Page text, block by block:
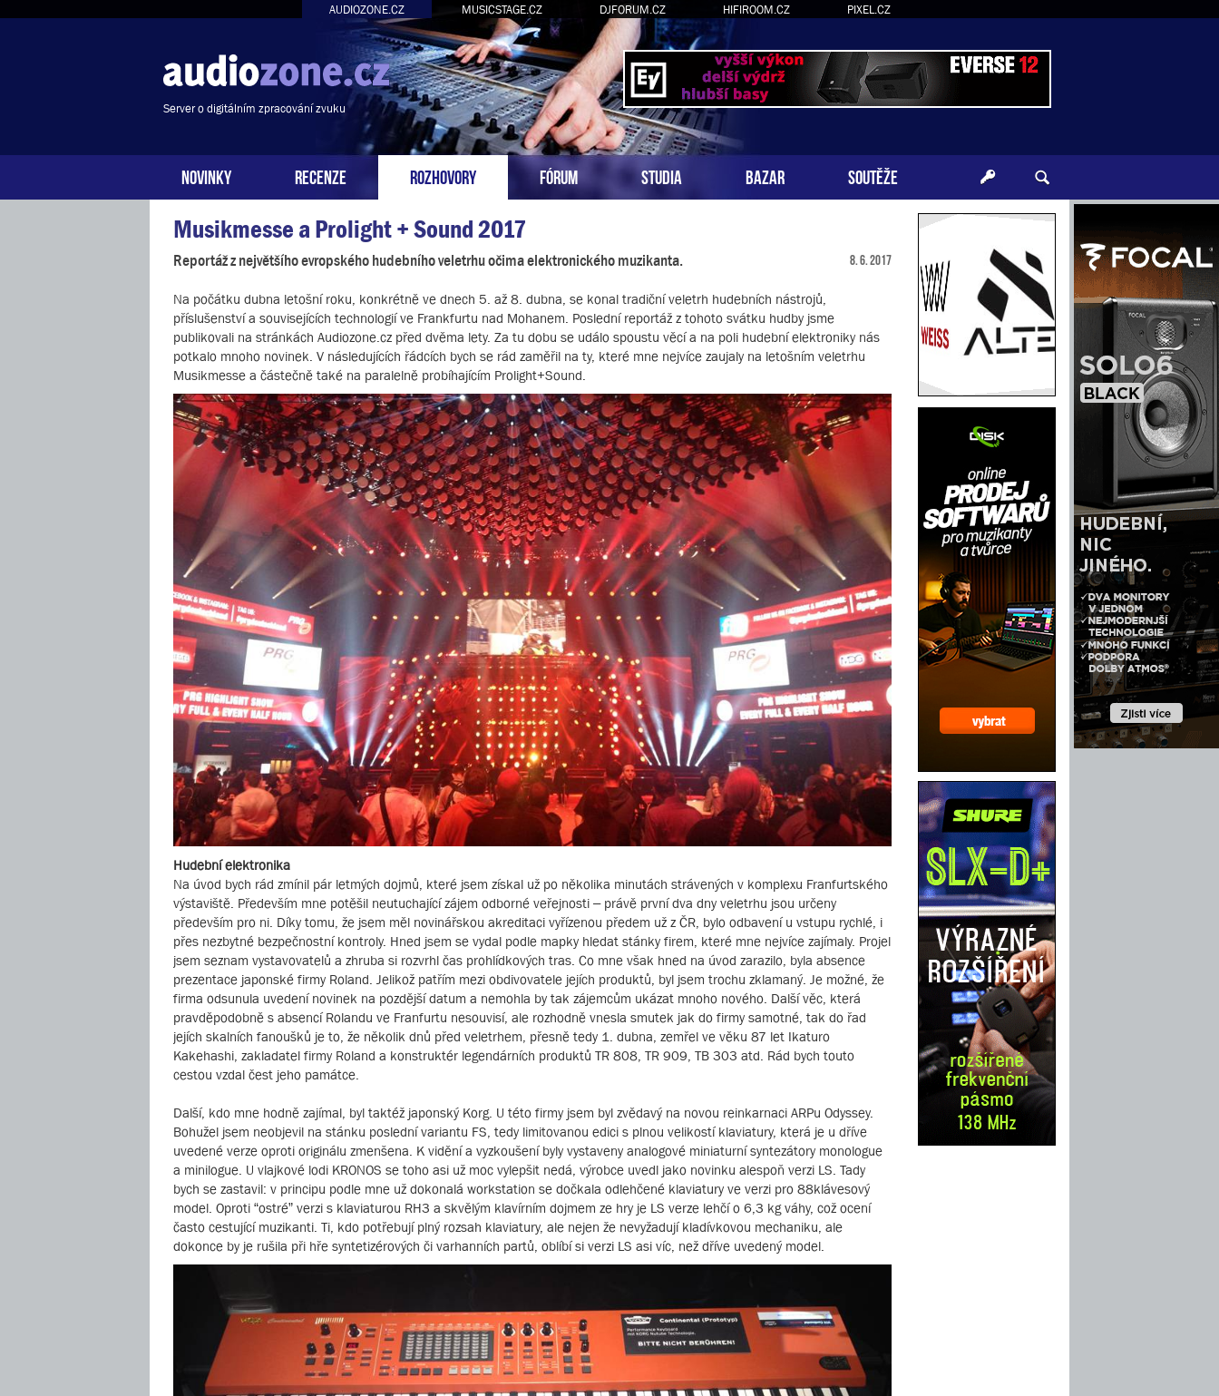
AUDIOZONE.CZ MUSICSTAGE.CZ DJFORUM.CZ HIFIROOM.CZ PIXEL.CZ
Server o digitálním zpracování zvuku
NOVINKY RECENZE ROZHOVORY FÓRUM STUDIA BAZAR SOUTĚŽE
Musikmesse a Prolight + Sound 2017
Reportáž z největšího evropského hudebního veletrhu očima elektronického muzikanta. 8. 6. 2017
Na počátku dubna letošní roku, konkrétně ve dnech 5. až 8. dubna, se konal tradiční veletrh hudebních nástrojů,
příslušenství a souvisejících technologií ve Frankfurtu nad Mohanem. Poslední reportáž z tohoto svátku hudby jsme
publikovali na stránkách Audiozone.cz před dvěma lety. Za tu dobu se událo spoustu věcí a na poli hudební elektroniky nás
potkalo mnoho novinek. V následujících řádcích bych se rád zaměřil na ty, které mne nejvíce zaujaly na letošním veletrhu
Musikmesse a částečně také na paralelně probíhajícím Prolight+Sound.
Hudební elektronika
Na úvod bych rád zmínil pár letmých dojmů, které jsem získal už po několika minutách strávených v komplexu Franfurtského
výstaviště. Především mne potěšil neutuchající zájem odborné veřejnosti – právě první dva dny veletrhu jsou určeny
především pro ni. Díky tomu, že jsem měl novinářskou akreditaci vyřízenou předem už z ČR, bylo odbavení u vstupu rychlé, i
přes nezbytné bezpečnostní kontroly. Hned jsem se vydal podle mapky hledat stánky firem, které mne nejvíce zajímaly. Projel
jsem seznam vystavovatelů a zhruba si rozvrhl čas prohlídkových tras. Co mne však hned na úvod zarazilo, byla absence
prezentace japonské firmy Roland. Jelikož patřím mezi obdivovatele jejích produktů, byl jsem trochu zklamaný. Je možné, že
firma odsunula uvedení novinek na pozdější datum a nemohla by tak zájemcům ukázat mnoho nového. Další věc, která
pravděpodobně s absencí Rolandu ve Franfurtu nesouvisí, ale rozhodně vnesla smutek jak do firmy samotné, tak do řad
jejích skalních fanoušků je to, že několik dnů před veletrhem, přesně tedy 1. dubna, zemřel ve věku 87 let Ikaturo
Kakehashi, zakladatel firmy Roland a konstruktér legendárních produktů TR 808, TR 909, TB 303 atd. Rád bych touto
cestou vzdal čest jeho památce.
Další, kdo mne hodně zajímal, byl taktéž japonský Korg. U této firmy jsem byl zvědavý na novou reinkarnaci ARPu Odyssey.
Bohužel jsem neobjevil na stánku poslední variantu FS, tedy limitovanou edici s plnou velikostí klaviatury, která je u dříve
uvedené verze oproti originálu zmenšena. K vidění a vyzkoušení byly vystaveny analogové miniaturní syntezátory monologue
a minilogue. U vlajkové lodi KRONOS se toho asi už moc vylepšit nedá, výrobce uvedl jako novinku alespoň verzi LS. Tady
bych se zastavil: v principu podle mne už dokonalá workstation se dočkala odlehčené klaviatury ve verzi pro 88klávesový
model. Oproti “ostré” verzi s klaviaturou RH3 a skvělým klavírním dojmem ze hry je LS verze lehčí o 6,3 kg váhy, což ocení
často cestující muzikanti. Ti, kdo potřebují plný rozsah klaviatury, ale nejen že nevyžadují kladívkovou mechaniku, ale
dokonce by je rušila při hře syntetizérových či varhanních partů, oblíbí si verzi LS asi víc, než dříve uvedený model.